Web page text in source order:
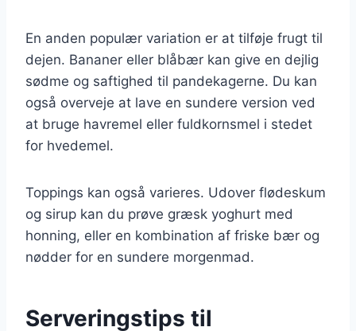
En anden populær variation er at tilføje frugt til
dejen. Bananer eller blåbær kan give en dejlig
sødme og saftighed til pandekagerne. Du kan
også overveje at lave en sundere version ved
at bruge havremel eller fuldkornsmel i stedet
for hvedemel.
Toppings kan også varieres. Udover flødeskum
og sirup kan du prøve græsk yoghurt med
honning, eller en kombination af friske bær og
nødder for en sundere morgenmad.
Serveringstips til